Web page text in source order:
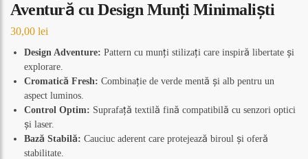
Aventură cu Design Munți Minimaliști
30,00 lei
Design Adventure: Pattern cu munți stilizați care inspiră libertate și
explorare.
Cromatică Fresh: Combinație de verde mentă și alb pentru un
aspect luminos.
Control Optim: Suprafață textilă fină compatibilă cu senzori optici
și laser.
Bază Stabilă: Cauciuc aderent care protejează biroul și oferă
stabilitate.